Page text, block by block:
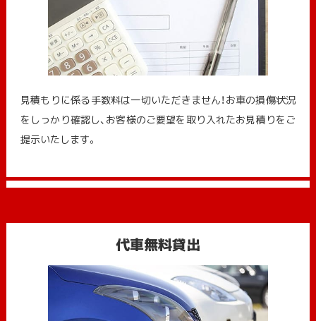
見積もりに係る手数料は一切いただきません！お車の損傷状況
をしっかり確認し、お客様のご要望を取り入れたお見積りをご
提示いたします。
代車無料貸出